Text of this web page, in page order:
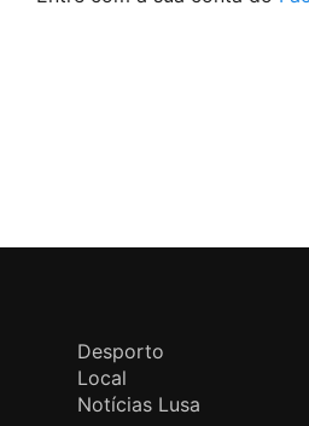
Desporto
Local
Notícias Lusa